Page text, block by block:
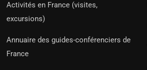
Activités en France (visites,
excursions)
Annuaire des guides-conférenciers de
France